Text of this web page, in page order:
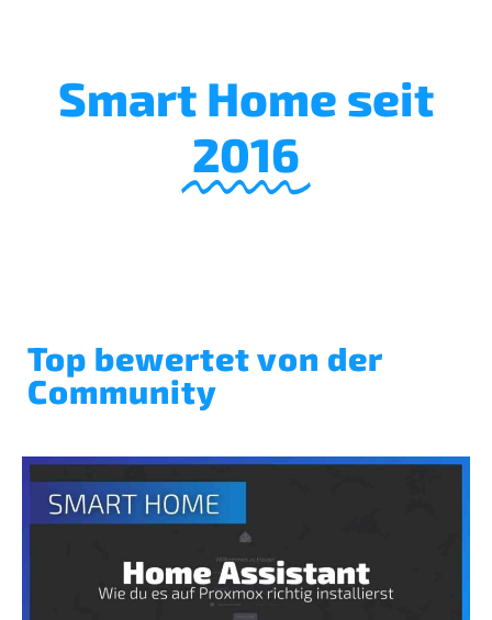
Smart Home seit
2016
Top bewertet von der
Community